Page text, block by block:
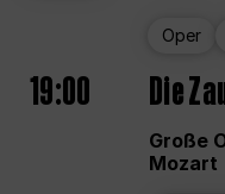
Oper
19:00 Die
Große
Mozart